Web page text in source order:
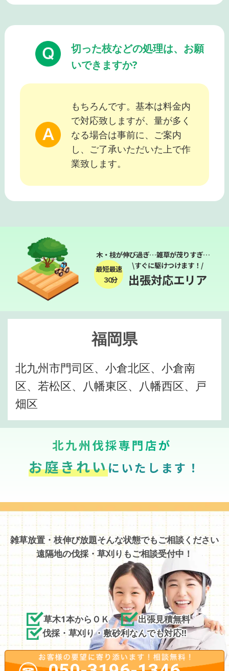
切った枝などの処理は、お願
いできますか?
もちろんです。基本は料金内
で対応致しますが、量が多く
なる場合は事前に、ご案内
し、ご了承いただいた上で作
業致します。
木・枝が伸び過ぎ…雑草が茂りすぎ…
最短最速
３０分
\すぐに駆けつけます！/
出張対応エリア
福岡県
北九州市門司区、小倉北区、小倉南
区、若松区、八幡東区、八幡西区、戸
畑区
北九州伐採専門店が
お庭きれいにいたします！
雑草放置・枝伸び放題そんな状態でもご相談ください
遠隔地の伐採・草刈りもご相談受付中！
草木1本からＯＫ
出張見積無料
伐採・草刈り・敷砂利なんでも対応!!